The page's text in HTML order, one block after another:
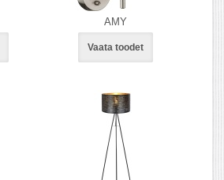
AMY
Vaata toodet